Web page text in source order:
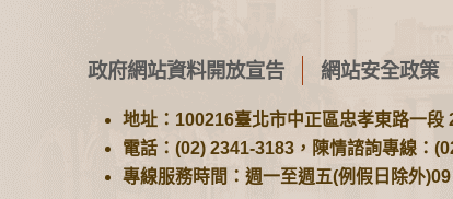
政府網站資料開放宣告 網站安全政策
地址：100216臺北市中正區忠孝東路一段
電話：(02) 2341-3183，陳情諮詢專線：
專線服務時間：週一至週五(例假日除外